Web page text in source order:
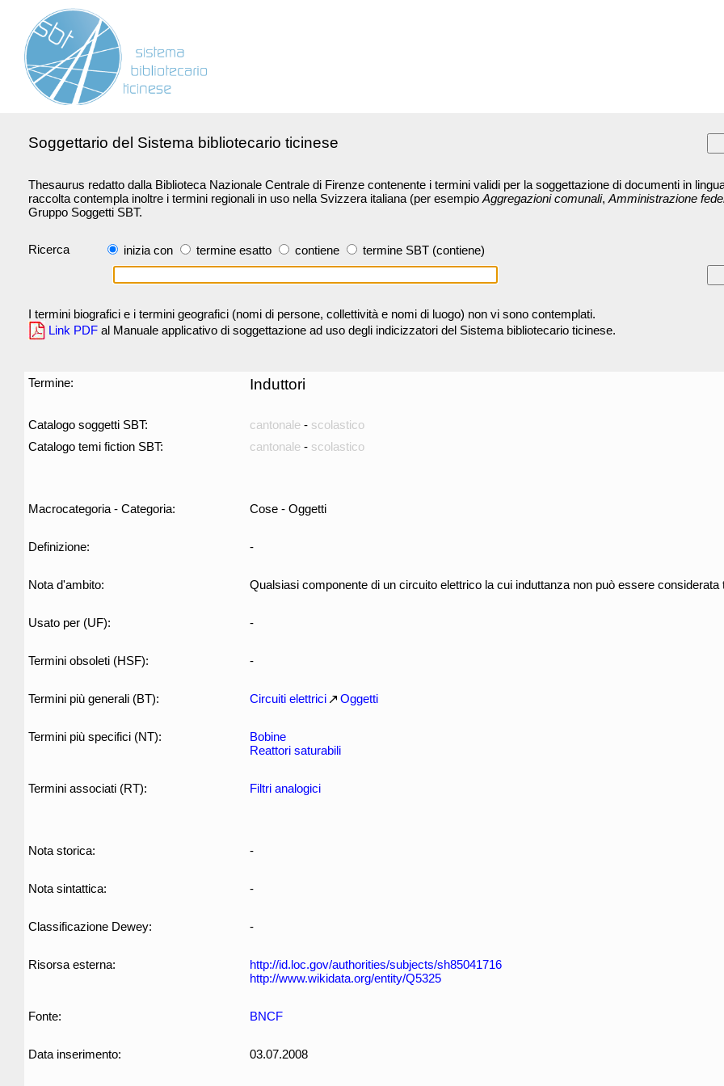
Soggettario del Sistema bibliotecario ticinese
Thesaurus redatto dalla Biblioteca Nazionale Centrale di Firenze contenente i termini validi per la soggettazione di documenti in
raccolta contempla inoltre i termini regionali in uso nella Svizzera italiana (per esempio Aggregazioni comunali, Amministrazione
Gruppo Soggetti SBT.
Ricerca inizia con termine esatto contiene termine SBT (contiene)
I termini biografici e i termini geografici (nomi di persone, collettività e nomi di luogo) non vi sono contemplati.
Link PDF al Manuale applicativo di soggettazione ad uso degli indicizzatori del Sistema bibliotecario ticinese.
Termine: Induttori
Catalogo soggetti SBT: cantonale - scolastico
Catalogo temi fiction SBT:
cantonale - scolastico
Macrocategoria - Categoria: Cose - Oggetti
Definizione: -
Nota d'ambito: Qualsiasi componente di un circuito elettrico la cui induttanza non può essere considerata
Usato per (UF): -
Termini obsoleti (HSF): -
Termini più generali (BT): Circuiti elettrici Oggetti
Termini più specifici (NT):
Bobine
Reattori saturabili
Termini associati (RT): Filtri analogici
Nota storica: -
Nota sintattica: -
Classificazione Dewey: -
Risorsa esterna:
http://id.loc.gov/authorities/subjects/sh85041716
http://www.wikidata.org/entity/Q5325
Fonte: BNCF
Data inserimento: 03.07.2008